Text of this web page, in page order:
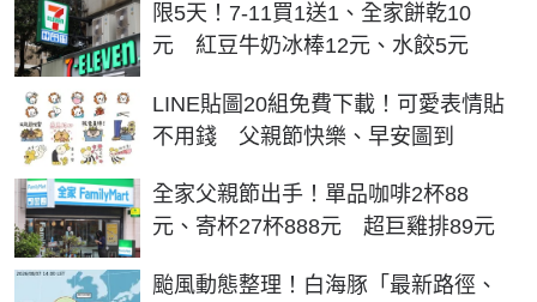
限5天！7-11買1送1、全家餅乾10
元 紅豆牛奶冰棒12元、水餃5元
LINE貼圖20組免費下載！可愛表情貼
不用錢 父親節快樂、早安圖到
全家父親節出手！單品咖啡2杯88
元、寄杯27杯888元 超巨雞排89元
颱風動態整理！白海豚「最新路徑、